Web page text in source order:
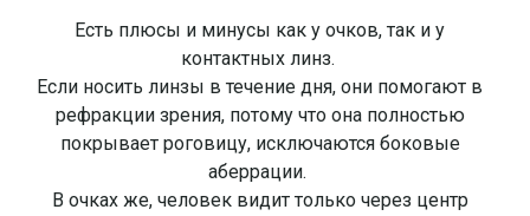
Есть плюсы и минусы как у очков, так и у
контактных линз.
Если носить линзы в течение дня, они помогают в
рефракции зрения, потому что она полностью
покрывает роговицу, исключаются боковые
аберрации.
В очках же, человек видит только через центр